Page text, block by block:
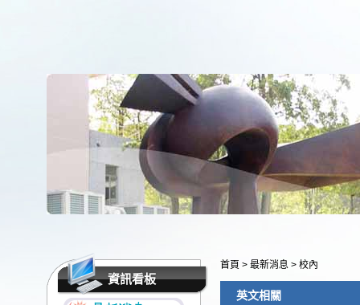
資訊看板
首頁 > 最新消息 > 校內
英文相關